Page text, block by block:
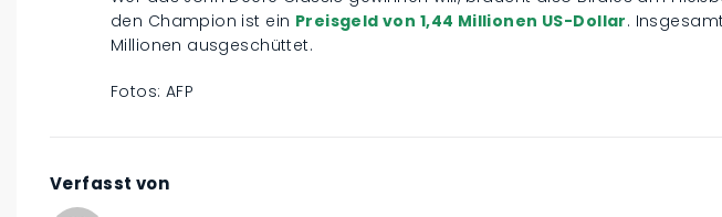
den Champion ist ein Preisgeld von 1,44 Millionen US-Dollar.
Millionen ausgeschüttet.
Fotos: AFP
Verfasst von